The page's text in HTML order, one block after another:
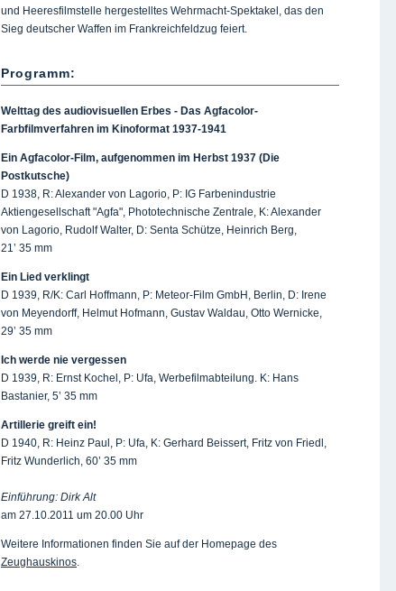
und Heeresfilmstelle hergestelltes Wehrmacht-Spektakel, das den
Sieg deutscher Waffen im Frankreichfeldzug feiert.
Programm:
Welttag des audiovisuellen Erbes - Das Agfacolor-
Farbfilmverfahren im Kinoformat 1937-1941
Ein Agfacolor-Film, aufgenommen im Herbst 1937 (Die
Postkutsche)
D 1938, R: Alexander von Lagorio, P: IG Farbenindustrie
Aktiengesellschaft "Agfa", Phototechnische Zentrale, K: Alexander
von Lagorio, Rudolf Walter, D: Senta Schütze, Heinrich Berg,
21’ 35 mm
Ein Lied verklingt
D 1939, R/K: Carl Hoffmann, P: Meteor-Film GmbH, Berlin, D: Irene
von Meyendorff, Helmut Hofmann, Gustav Waldau, Otto Wernicke,
29’ 35 mm
Ich werde nie vergessen
D 1939, R: Ernst Kochel, P: Ufa, Werbefilmabteilung. K: Hans
Bastanier, 5’ 35 mm
Artillerie greift ein!
D 1940, R: Heinz Paul, P: Ufa, K: Gerhard Beissert, Fritz von Friedl,
Fritz Wunderlich, 60’ 35 mm
Einführung: Dirk Alt
am 27.10.2011 um 20.00 Uhr
Weitere Informationen finden Sie auf der Homepage des
Zeughauskinos.